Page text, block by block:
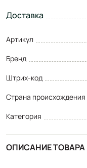
Доставка
Артикул
Бренд
Штрих-код
Страна происхождения
Категория
ОПИСАНИЕ ТОВАРА